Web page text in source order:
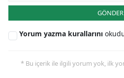
GÖNDER
Yorum yazma kurallarını
* Bu içerik ile ilgili yorum yok, ilk